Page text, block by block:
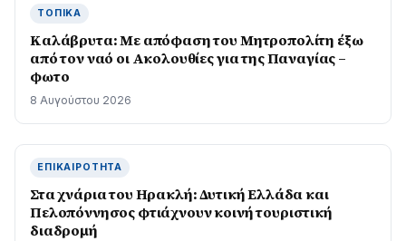
ΤΟΠΙΚΆ
Καλάβρυτα: Με απόφαση του Μητροπολίτη έξω
από τον ναό οι Ακολουθίες για της Παναγίας –
φωτο
8 Αυγούστου 2026
ΕΠΙΚΑΙΡΌΤΗΤΑ
Στα χνάρια του Ηρακλή: Δυτική Ελλάδα και
Πελοπόννησος φτιάχνουν κοινή τουριστική
διαδρομή